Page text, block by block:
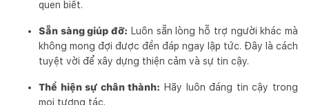
quen biết.
Sẵn sàng giúp đỡ: Luôn sẵn lòng hỗ trợ người khác mà
không mong đợi được đền đáp ngay lập tức. Đây là cách
tuyệt vời để xây dựng thiện cảm và sự tin cậy.
Thể hiện sự chân thành: Hãy luôn đáng tin cậy trong
mọi tương tác.